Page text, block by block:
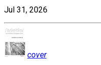
Jul 31, 2026
cover